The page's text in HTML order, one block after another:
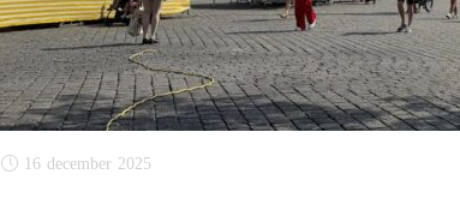
16 december 2025